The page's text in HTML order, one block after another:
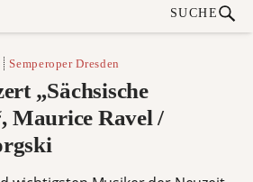
SUCHE
Semperoper Dresden
„Sächsische
Maurice Ravel /